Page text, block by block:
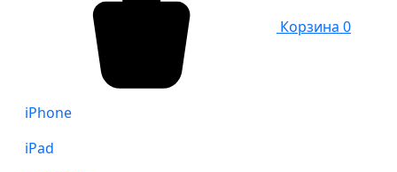
Корзина 0
iPhone
iPad